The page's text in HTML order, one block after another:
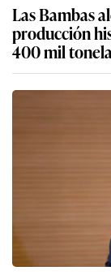
Las Bambas
producción
400 mil